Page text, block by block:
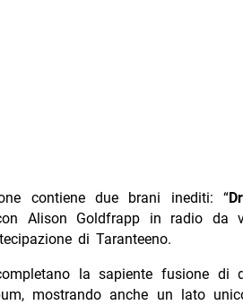
contiene due brani inediti: “
Alison Goldfrapp in radio da
di Taranteeno.
la sapiente fusione di
mostrando anche un lato